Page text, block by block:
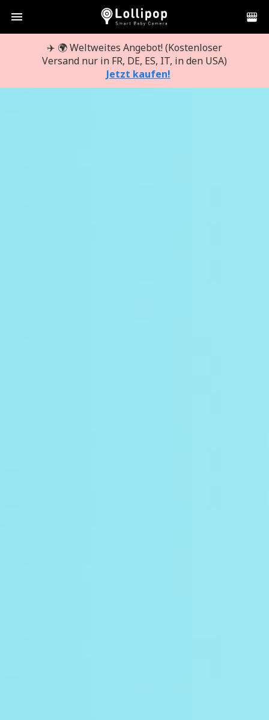
menu
✈️ 🌍 Weltweites Angebot! (Kostenloser
Versand nur in FR, DE, ES, IT, in den USA)
Jetzt kaufen!